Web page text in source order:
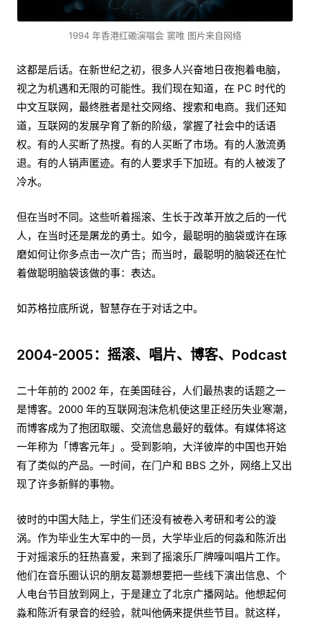
1994 年香港红磡演唱会 窦唯 图片来自网络
这都是后话。在新世纪之初，很多人兴奋地日夜抱着电脑，
视之为机遇和无限的可能性。我们现在知道，在 PC 时代的
中文互联网，最终胜者是社交网络、搜索和电商。我们还知
道，互联网的发展孕育了新的阶级，掌握了社会中的话语
权。有的人买断了热搜。有的人买断了市场。有的人激流勇
退。有的人销声匿迹。有的人要求手下加班。有的人被泼了
冷水。
但在当时不同。这些听着摇滚、生长于改革开放之后的一代
人，在当时还是屠龙的勇士。如今，最聪明的脑袋或许在琢
磨如何让你多点击一次广告；而当时，最聪明的脑袋还在忙
着做聪明脑袋该做的事：表达。
如苏格拉底所说，智慧存在于对话之中。
2004-2005：摇滚、唱片、博客、Podcast
二十年前的 2002 年，在美国硅谷，人们最热衷的话题之一
是博客。2000 年的互联网泡沫危机使这里正经历失业寒潮，
而博客成为了抱团取暖、交流信息最好的载体。有媒体将这
一年称为「博客元年」。受到影响，大洋彼岸的中国也开始
有了类似的产品。一时间，在门户和 BBS 之外，网络上又出
现了许多新鲜的事物。
彼时的中国大陆上，学生们还没有被卷入考研和考公的漩
涡。作为毕业生大军中的一员，大学毕业后的何淼和陈沂出
于对摇滚乐的狂热喜爱，来到了摇滚乐厂牌嚎叫唱片工作。
他们在音乐圈认识的朋友葛灏想要把一些线下演出信息、个
人电台节目放到网上，于是建立了北京广播网站。他想起何
淼和陈沂有录音的经验，就叫他俩来提供些节目。就这样，